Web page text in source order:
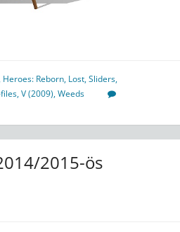
Heroes: Reborn, Lost,Sliders,
,V (2009),Weeds
2015-ös